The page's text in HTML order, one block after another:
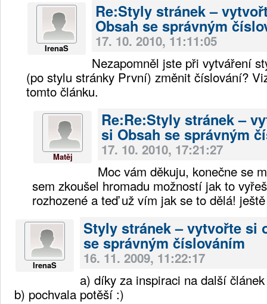
IrenaS
Re:Styly stránek –
Obsah se správným
17. 10. 2010, 11:11:05
Nezapomněl jste při vytváření
(po stylu stránky První) změnit číslování?
tomto článku.
Matěj
Re:Re:Styly stránek –
si Obsah se správným
17. 10. 2010, 17:21:27
Moc vám děkuju, konečne se
sem zkoušel hromadu možností jak to
rozhozené a teď už vím jak se to dělá!
IrenaS
Styly stránek – vytvořte si
se správným číslováním
16. 11. 2009, 11:22:17
a) díky za inspiraci na další článek
b) pochvala potěší :)